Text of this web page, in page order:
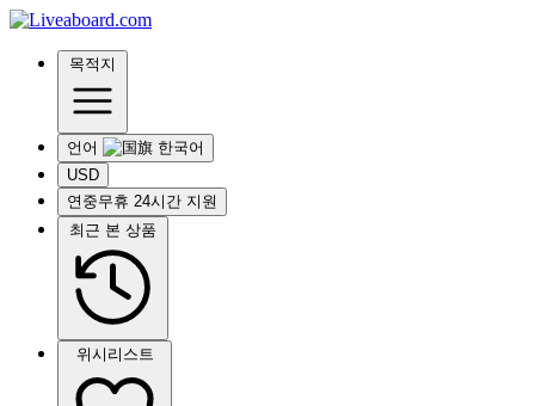
목적지
언어
USD
연중무휴 24시간 지원
최근 본 상품
위시리스트